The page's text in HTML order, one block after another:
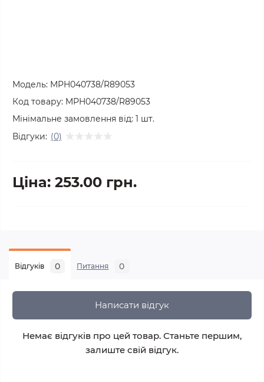
Модель: MPH040738/R89053
Код товару: MPH040738/R89053
Мінімальне замовлення від: 1 шт.
Відгуки: (0)
Ціна: 253.00 грн.
Відгуків 0 Питання 0
Написати відгук
Немає відгуків про цей товар. Станьте першим,
залиште свій відгук.